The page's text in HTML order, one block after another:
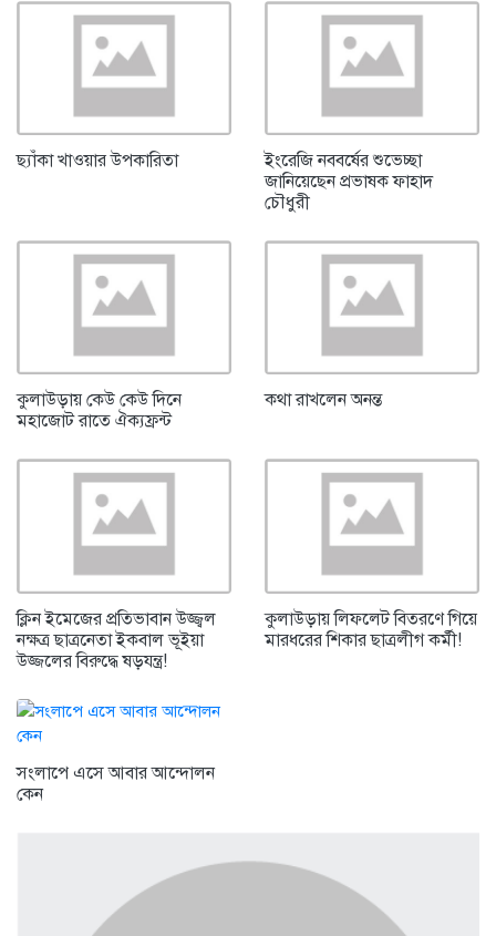
ছ্যাঁকা খাওয়ার উপকারিতা
ইংরেজি নববর্ষের শুভেচ্ছা
জানিয়েছেন প্রভাষক ফাহাদ
চৌধুরী
কুলাউড়ায় কেউ কেউ দিনে
মহাজোট রাতে ঐক্যফ্রন্ট
কথা রাখলেন অনন্ত
ক্লিন ইমেজের প্রতিভাবান উজ্জ্বল
নক্ষত্র ছাত্রনেতা ইকবাল ভূইয়া
উজ্জলের বিরুদ্ধে ষড়যন্ত্র!
কুলাউড়ায় লিফলেট বিতরণে গিয়ে
মারধরের শিকার ছাত্রলীগ কর্মী!
সংলাপে এসে আবার আন্দোলন
কেন